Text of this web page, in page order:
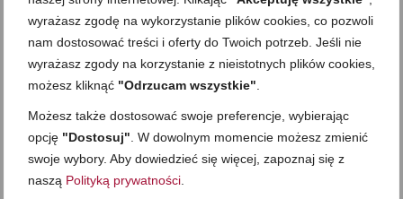
wyrażasz zgodę na wykorzystanie plików cookies, co pozwoli
nam dostosować treści i oferty do Twoich potrzeb. Jeśli nie
wyrażasz zgody na korzystanie z nieistotnych plików cookies,
możesz kliknąć "Odrzucam wszystkie"
Możesz także dostosować swoje preferencje, wybierając
opcję "Dostosuj" . W dowolnym momencie możesz zmienić
swoje wybory. Aby dowiedzieć się więcej, zapoznaj się z
naszą Polityką prywatności